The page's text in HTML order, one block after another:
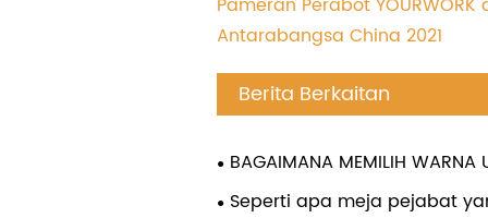
Pameran Perabot
Antarabangsa China 2021
Berita Berkaitan
BAGAIMANA MEMILIH WARNA
PEJABAT MODEN
Seperti apa meja pejabat